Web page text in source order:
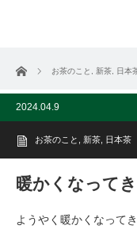
ホーム お茶のこと 新茶 日本
2024.04.9
お茶のこと 新茶 日本茶
暖かくなって
ようやく暖かくなってき